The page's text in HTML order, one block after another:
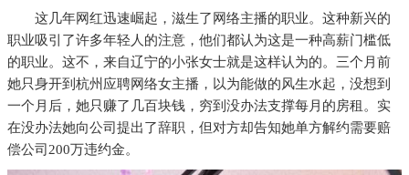
这几年网红迅速崛起，滋生了网络主播的职业。这种新兴的
职业吸引了许多年轻人的注意，他们都认为这是一种高薪门槛低
的职业。这不，来自辽宁的小张女士就是这样认为的。三个月前
她只身开到杭州应聘网络女主播，以为能做的风生水起，没想到
一个月后，她只赚了几百块钱，穷到没办法支撑每月的房租。实
在没办法她向公司提出了辞职，但对方却告知她单方解约需要赔
偿公司200万违约金。